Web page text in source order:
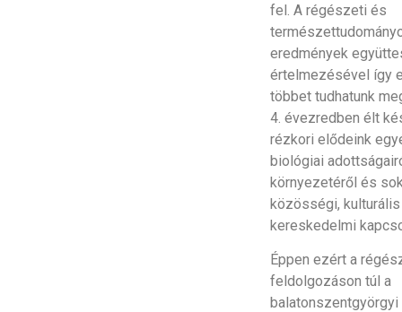
fel. A régészeti és
eredmények
értelmezésével így
többet tudhatunk
4. évezredben élt
rézkori elődeink
biológiai
környezetéről és
közösségi,
kereskedelmi
Éppen ezért a
feldolgozáson túl a
balatonszentgyörgyi